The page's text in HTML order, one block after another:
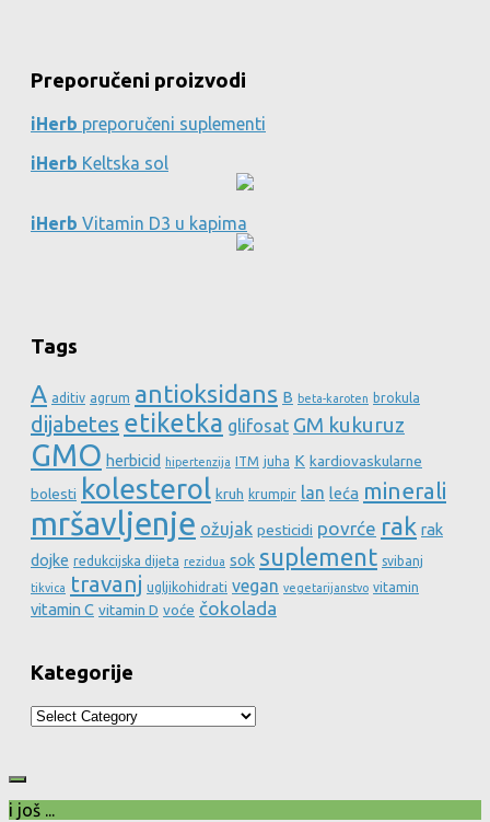
Preporučeni proizvodi
iHerb preporučeni suplementi
iHerb Keltska sol
iHerb Vitamin D3 u kapima
Tags
A aditiv agrum antioksidans B beta-karoten brokula
dijabetes etiketka glifosat GM kukuruz
GMO herbicid hipertenzija ITM juha K kardiovaskularne
bolesti kolesterol kruh krumpir lan leća minerali
mršavljenje ožujak pesticidi povrće rak rak
dojke redukcijska dijeta rezidua sok suplement svibanj
tikvica travanj ugljikohidrati vegan vegetarijanstvo vitamin
vitamin C vitamin D voće čokolada
Kategorije
Kategorije
i još ...